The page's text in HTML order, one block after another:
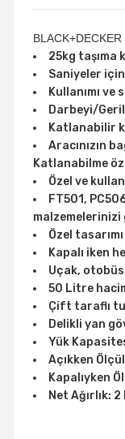
25kg taşıma
Saniyeler
Kullanımı
Darbeyi/
Katlanabilir
Aracınızın
Katlanabilme
Özel ve
FT501,
malzemelerinizi
Özel
Kapalı iken
Uçak,
50 Litre
Çift taraflı
Delikli yan
Yük
Açıkken
Kapalıyken
Net Ağırlık: 2